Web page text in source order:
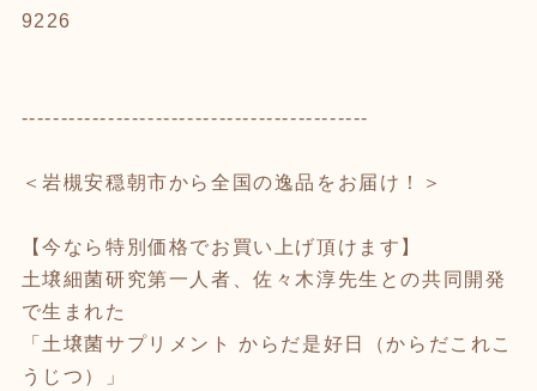
9226
--------------------------------------------
＜岩槻安穏朝市から全国の逸品をお届け！＞
【今なら特別価格でお買い上げ頂けます】
土壌細菌研究第一人者、佐々木淳先生との共同開発
で生まれた
「土壌菌サプリメント からだ是好日（からだこれこ
うじつ）」